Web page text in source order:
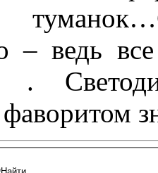
– ведь
.